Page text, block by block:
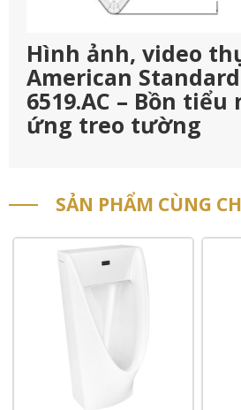
Hình ảnh, video
American Standard
6519.AC – Bồn tiểu
ứng treo tường
SẢN PHẨM CÙNG